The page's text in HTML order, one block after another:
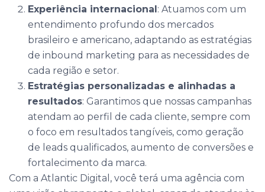
Experiência internacional: Atuamos com um
entendimento profundo dos mercados
brasileiro e americano, adaptando as estratégias
de inbound marketing para as necessidades de
cada região e setor.
Estratégias personalizadas e alinhadas a
resultados: Garantimos que nossas campanhas
atendam ao perfil de cada cliente, sempre com
o foco em resultados tangíveis, como geração
de leads qualificados, aumento de conversões e
fortalecimento da marca.
Com a Atlantic Digital, você terá uma agência com